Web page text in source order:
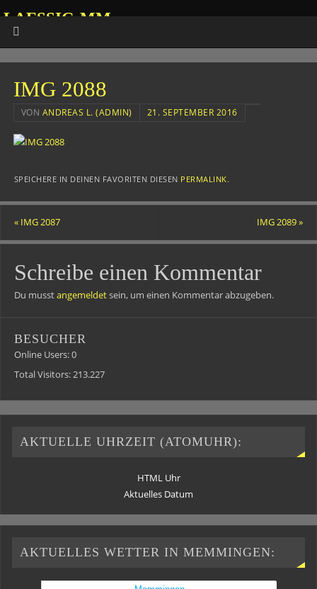
LAESSIG-MM
IMG 2088
VON ANDREAS L. (ADMIN) 21. SEPTEMBER 2016
SPEICHERE IN DEINEN FAVORITEN DIESEN PERMALINK.
«IMG 2087 IMG 2089»
Schreibe einen Kommentar
Du musstangemeldetsein, um einen Kommentar abzugeben.
BESUCHER
Online Users:0
Total Visitors:213.227
AKTUELLE UHRZEIT (ATOMUHR):
HTML Uhr
Aktuelles Datum
AKTUELLES WETTER IN MEMMINGEN: